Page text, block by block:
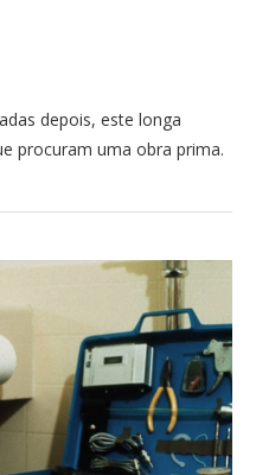
depois, este longa
procuram uma obra prima.